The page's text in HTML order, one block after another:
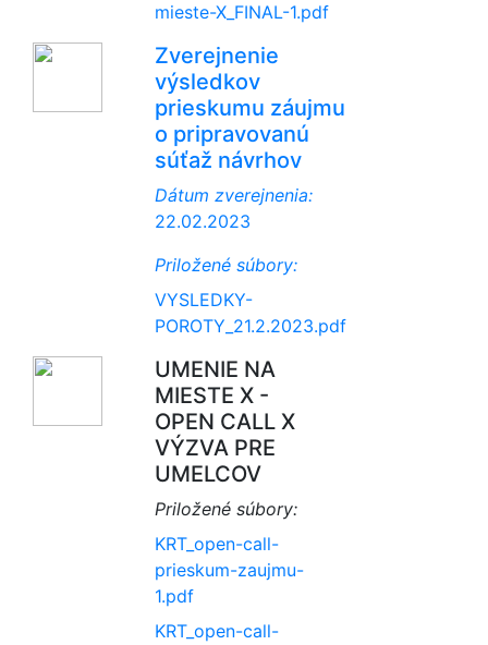
mieste-X_FINAL-1.pdf
Zverejnenie
výsledkov
prieskumu záujmu
o pripravovanú
súťaž návrhov
Dátum zverejnenia:
22.02.2023
Priložené súbory:
VYSLEDKY-
POROTY_21.2.2023.pdf
UMENIE NA
MIESTE X -
OPEN CALL X
VÝZVA PRE
UMELCOV
Priložené súbory:
KRT_open-call-
prieskum-zaujmu-
1.pdf
KRT_open-call-